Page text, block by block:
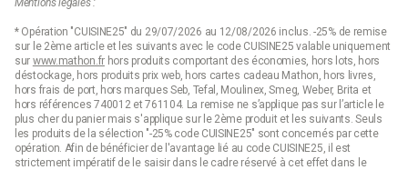
* Opération "CUISINE25" du 29/07/2026 au 12/08/2026 inclus. -25% de remise
sur le 2ème article et les suivants avec le code CUISINE25 valable uniquement
sur www.mathon.frhors produits comportant des économies, hors lots, hors
déstockage, hors produits prix web, hors cartes cadeau Mathon, hors livres,
hors frais de port, hors marques Seb, Tefal, Moulinex, Smeg, Weber, Brita et
hors références 740012 et 761104. La remise ne s’applique pas sur l’article le
plus cher du panier mais s'applique sur le 2ème produit et les suivants. Seuls
les produits de la sélection "-25% code CUISINE25" sont concernés par cette
opération. Afin de bénéficier de l'avantage lié au code CUISINE25, il est
strictement impératif de le saisir dans le cadre réservé à cet effet dans le